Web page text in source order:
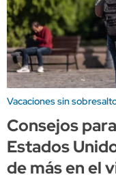
Vacaciones sin
Consejos
Estados
de más en el